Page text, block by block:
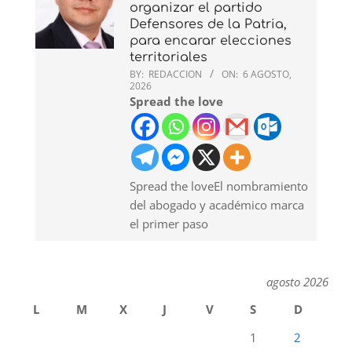
organizar el partido
Defensores de la Patria,
para encarar elecciones
territoriales
BY: REDACCION ON: 6 AGOSTO,
2026
Spread the love
Spread the loveEl nombramiento
del abogado y académico marca
el primer paso
agosto 2026
L
M X J V S
D
1
2